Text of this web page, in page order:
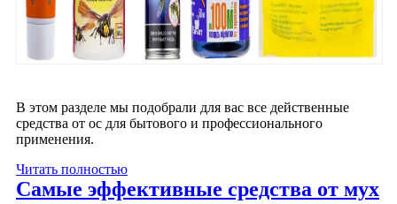
В этом разделе мы подобрали для вас все действенные
средства от ос для бытового и профессионального
применения.
Читать полностью
Самые эффективные средства от мух